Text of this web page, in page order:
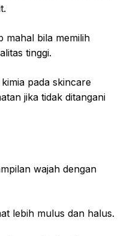
mahal bila memilih
tinggi.
pada skincare
jika tidak ditangani
wajah dengan
lebih mulus dan halus.